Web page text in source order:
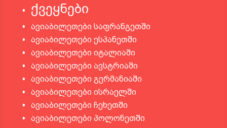
ქვეყნები
ავიაბილეთები საფრანგეთში
ავიაბილეთები ესპანეთში
ავიაბილეთები იტალიაში
ავიაბილეთები ავსტრიაში
ავიაბილეთები გერმანიაში
ავიაბილეთები ისრაელში
ავიაბილეთები ჩეხეთში
ავიაბილეთები პოლონეთში